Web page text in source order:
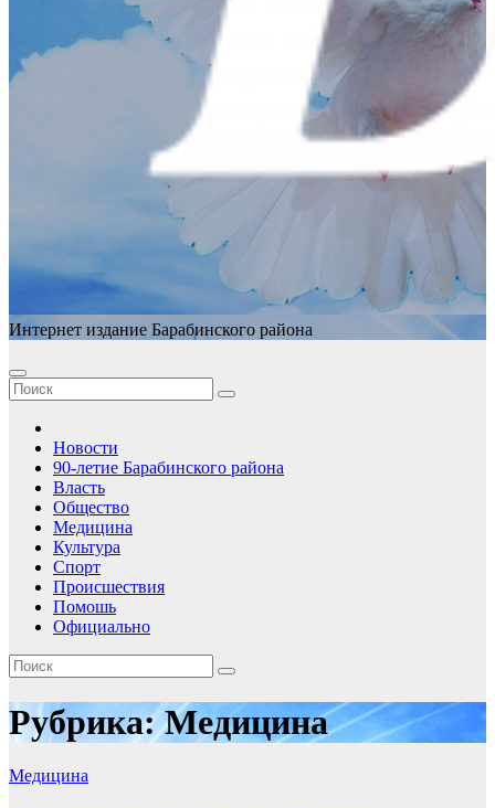
Интернет издание Барабинского района
Новости
90-летие Барабинского района
Власть
Общество
Медицина
Культура
Спорт
Происшествия
Помошь
Официально
Рубрика:Медицина
Медицина